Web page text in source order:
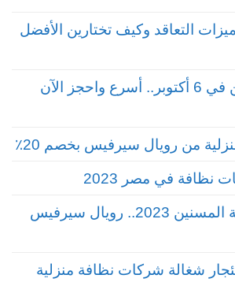
التعاقد وكيف تختارين الأفضل
جليسة لكبار السن في 6 أكتوبر.. أسرع واحجز الآن
من رويال سيرفيس بخصم 20٪
في مصر 2023
أسعار مكتب رعاية المسنين 2023.. رويال سيرفيس
شغالة شركات نظافة منزلية